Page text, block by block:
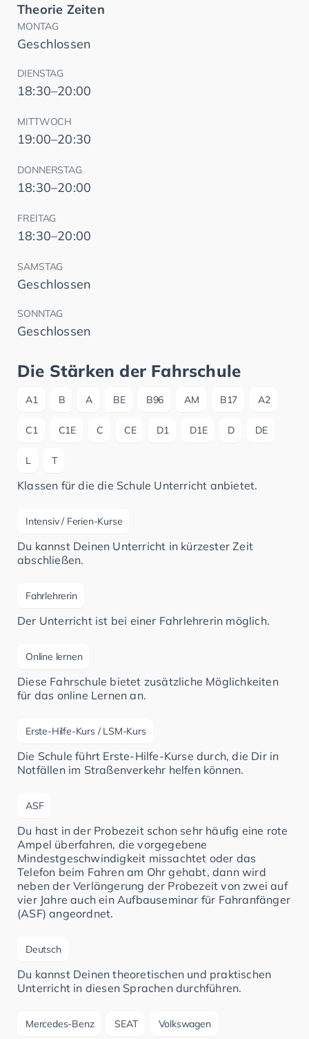
Theorie Zeiten
MONTAG
Geschlossen
DIENSTAG
18:30–20:00
MITTWOCH
19:00–20:30
DONNERSTAG
18:30–20:00
FREITAG
18:30–20:00
SAMSTAG
Geschlossen
SONNTAG
Geschlossen
Die Stärken der Fahrschule
A1 B A BE B96 AM B17 A2
C1 C1E C CE D1 D1E D DE
L T
Klassen für die die Schule Unterricht anbietet.
Intensiv / Ferien-Kurse
Du kannst Deinen Unterricht in kürzester Zeit
abschließen.
Fahrlehrerin
Der Unterricht ist bei einer Fahrlehrerin möglich.
Online lernen
Diese Fahrschule bietet zusätzliche Möglichkeiten
für das online Lernen an.
Erste-Hilfe-Kurs / LSM-Kurs
Die Schule führt Erste-Hilfe-Kurse durch, die Dir in
Notfällen im Straßenverkehr helfen können.
ASF
Du hast in der Probezeit schon sehr häufig eine rote
Ampel überfahren, die vorgegebene
Mindestgeschwindigkeit missachtet oder das
Telefon beim Fahren am Ohr gehabt, dann wird
neben der Verlängerung der Probezeit von zwei auf
vier Jahre auch ein Aufbauseminar für Fahranfänger
(ASF) angeordnet.
Deutsch
Du kannst Deinen theoretischen und praktischen
Unterricht in diesen Sprachen durchführen.
Mercedes-Benz SEAT Volkswagen